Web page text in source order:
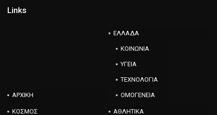
Links
ΑΡΧΙΚΗ
ΕΛΛΑΔΑ
ΚΟΙΝΩΝΙΑ
ΥΓΕΙΑ
ΤΕΧΝΟΛΟΓΙΑ
ΟΜΟΓΕΝΕΙΑ
ΚΟΣΜΟΣ ΑΘΛΗΤΙΚΑ